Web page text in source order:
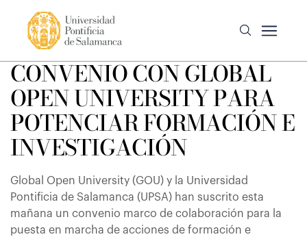
CONVENIO CON GLOBAL
OPEN UNIVERSITY PARA
POTENCIAR FORMACIÓN E
INVESTIGACIÓN
Global Open University (GOU) y la Universidad
Pontificia de Salamanca (UPSA) han suscrito esta
mañana un convenio marco de colaboración para la
puesta en marcha de acciones de formación e